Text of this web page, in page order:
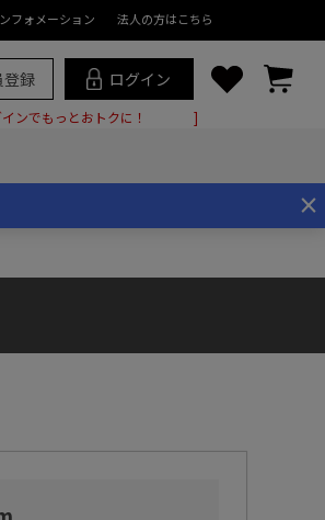
フォメーション 法人の方はこちら
登録 ログイン
ンでもっとおトクに！
×